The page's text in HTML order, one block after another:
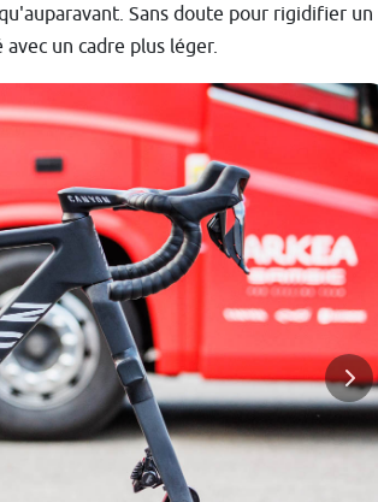
Sans doute pour rigidifier un
un cadre plus léger.